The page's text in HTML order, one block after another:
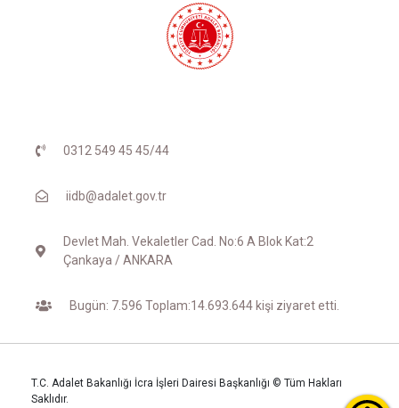
0312 549 45 45/44
iidb@adalet.gov.tr
Devlet Mah. Vekaletler Cad. No:6 A Blok Kat:2
Çankaya / ANKARA
Bugün: 7.596 Toplam:14.693.644 kişi ziyaret etti.
T.C. Adalet Bakanlığı İcra İşleri Dairesi Başkanlığı © Tüm Hakları
Saklıdır.